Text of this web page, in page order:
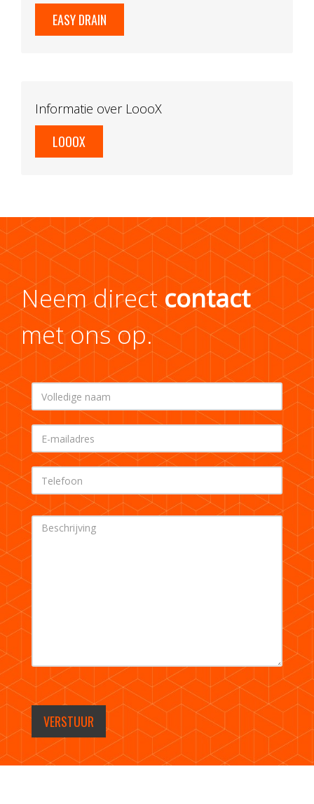
EASY DRAIN
Informatie over LoooX
LOOOX
Neem directcontact
met ons op.
VERSTUUR